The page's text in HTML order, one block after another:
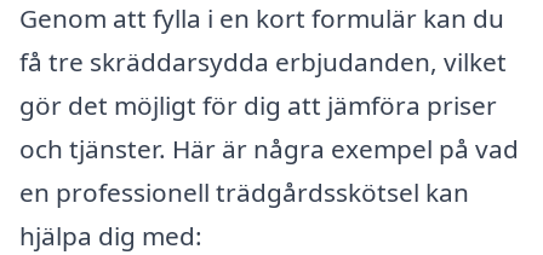
Genom att fylla i en kort formulär kan du
få tre skräddarsydda erbjudanden, vilket
gör det möjligt för dig att jämföra priser
och tjänster. Här är några exempel på vad
en professionell trädgårdsskötsel kan
hjälpa dig med: